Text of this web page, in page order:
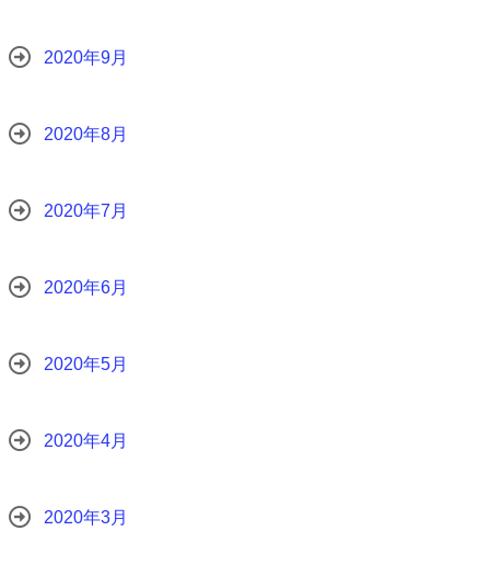
2020年9月
2020年8月
2020年7月
2020年6月
2020年5月
2020年4月
2020年3月